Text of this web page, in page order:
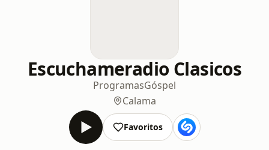
Escuchameradio Clasicos
ProgramasGóspel
Calama
Favoritos